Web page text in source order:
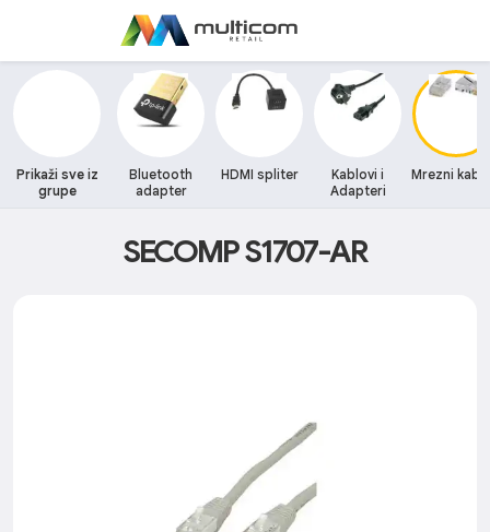
Prikaži sve iz
grupe
Bluetooth
adapter
HDMI spliter
Kablovi i
Adapteri
Mrezni
SECOMP S1707-AR